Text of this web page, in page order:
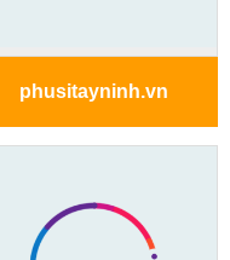
phusitayninh.vn